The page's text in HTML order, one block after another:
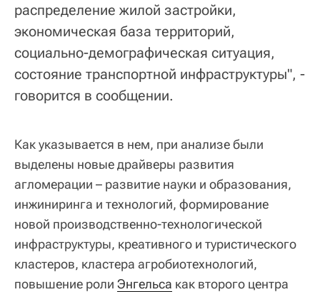
распределение жилой застройки,
экономическая база территорий,
социально-демографическая ситуация,
состояние транспортной инфраструктуры", -
говорится в сообщении.
Как указывается в нем, при анализе были
выделены новые драйверы развития
агломерации – развитие науки и образования,
инжиниринга и технологий, формирование
новой производственно-технологической
инфраструктуры, креативного и туристического
кластеров, кластера агробиотехнологий,
повышение роли Энгельса как второго центра